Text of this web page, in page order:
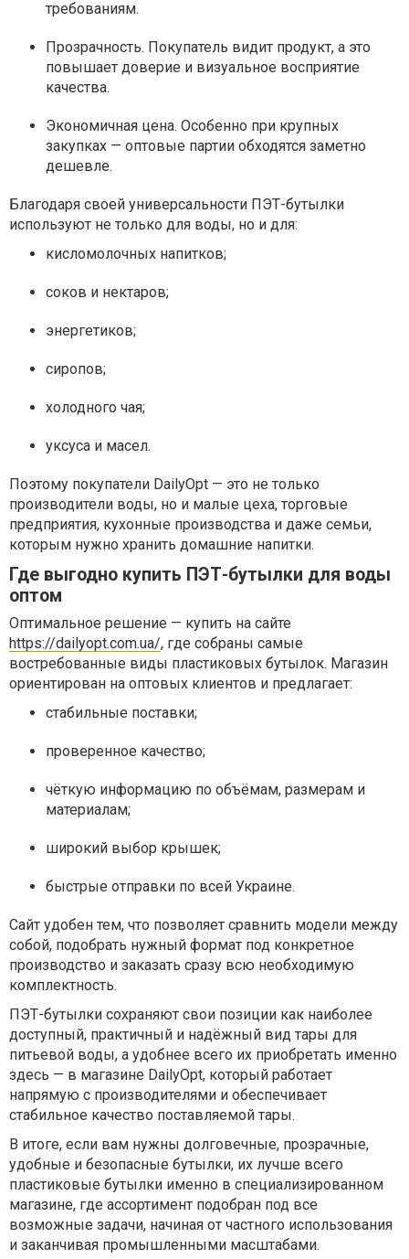
требованиям.
Прозрачность. Покупатель видит продукт, а это
повышает доверие и визуальное восприятие
качества.
Экономичная цена. Особенно при крупных
закупках — оптовые партии обходятся заметно
дешевле.
Благодаря своей универсальности ПЭТ-бутылки
используют не только для воды, но и для:
кисломолочных напитков;
соков и нектаров;
энергетиков;
сиропов;
холодного чая;
уксуса и масел.
Поэтому покупатели DailyOpt — это не только
производители воды, но и малые цеха, торговые
предприятия, кухонные производства и даже семьи,
которым нужно хранить домашние напитки.
Где выгодно купить ПЭТ-бутылки для воды
оптом
Оптимальное решение — купить на сайте
https://dailyopt.com.ua/, где собраны самые
востребованные виды пластиковых бутылок. Магазин
ориентирован на оптовых клиентов и предлагает:
стабильные поставки;
проверенное качество;
чёткую информацию по объёмам, размерам и
материалам;
широкий выбор крышек;
быстрые отправки по всей Украине.
Сайт удобен тем, что позволяет сравнить модели между
собой, подобрать нужный формат под конкретное
производство и заказать сразу всю необходимую
комплектность.
ПЭТ-бутылки сохраняют свои позиции как наиболее
доступный, практичный и надёжный вид тары для
питьевой воды, а удобнее всего их приобретать именно
здесь — в магазине DailyOpt, который работает
напрямую с производителями и обеспечивает
стабильное качество поставляемой тары.
В итоге, если вам нужны долговечные, прозрачные,
удобные и безопасные бутылки, их лучше всего
пластиковые бутылки именно в специализированном
магазине, где ассортимент подобран под все
возможные задачи, начиная от частного использования
и заканчивая промышленными масштабами.